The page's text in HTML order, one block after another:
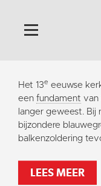
Home
Algemeen
Historie
Omgeving
Activiteiten
Steun ons
Het 13e eeuwse
een fundament van
langer geweest. Bij
bijzondere
balkenzoldering
LEES MEER